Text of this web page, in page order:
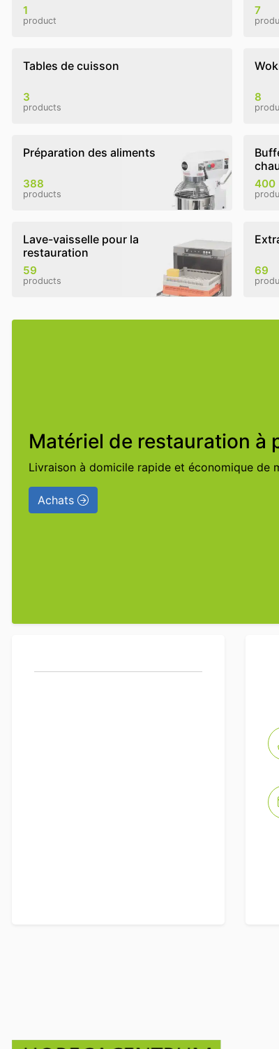
1
product
7
Tables de cuisson
3
products
8
Préparation des aliments
388
products
400
Lave-vaisselle pour la
restauration
59
products
69
Matériel de restauration à
Livraison à domicile rapide et économique de
Achats